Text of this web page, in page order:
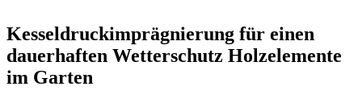
Kesseldruckimprägnierung für einen
dauerhaften Wetterschutz Holzelemente
im Garten